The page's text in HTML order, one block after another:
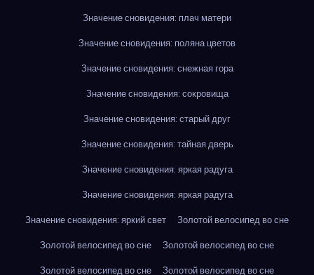
Значение сновидения: плач матери
Значение сновидения: поляна цветов
Значение сновидения: снежная гора
Значение сновидения: сокровища
Значение сновидения: старый друг
Значение сновидения: тайная дверь
Значение сновидения: яркая радуга
Значение сновидения: яркая радуга
Значение сновидения: яркий свет
Золотой велосипед во сне
Золотой велосипед во сне
Золотой велосипед во сне
Золотой велосипед во сне
Золотой велосипед во сне